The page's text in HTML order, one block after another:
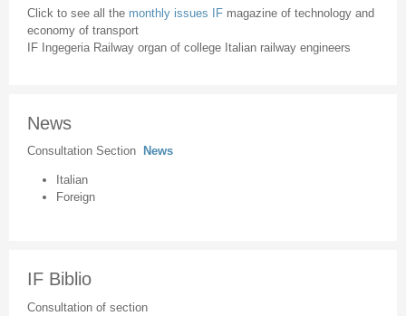
Click to see all the monthly issues IF magazine of technology and
economy of transport
IF Ingegeria Railway organ of college Italian railway engineers
News
Consultation Section News
Italian
Foreign
IF Biblio
Consultation of section